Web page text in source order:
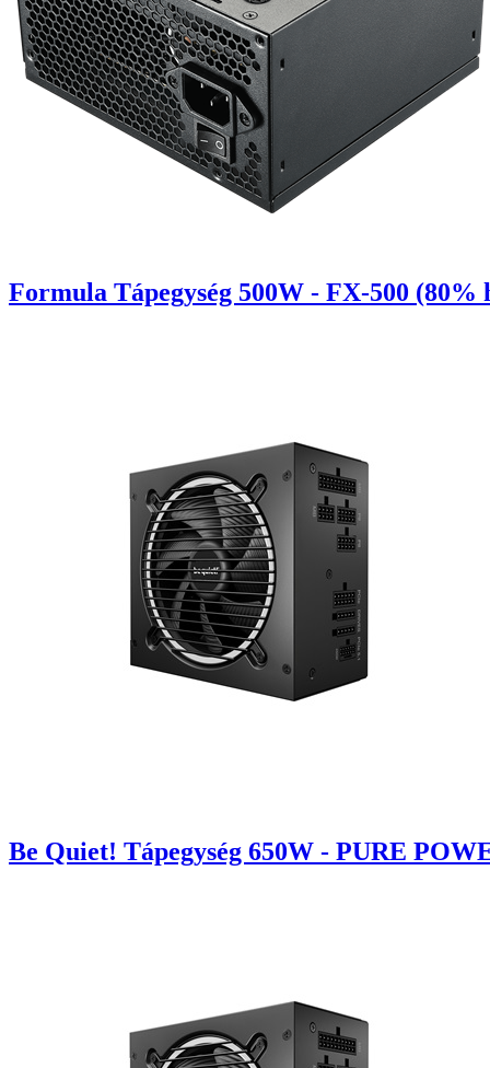
Formula Tápegység 500W - FX-500
Be Quiet! Tápegység 650W - PURE